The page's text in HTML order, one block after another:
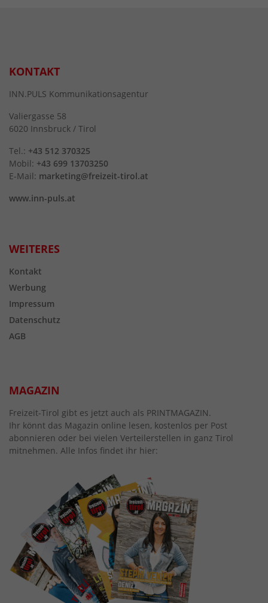
KONTAKT
INN.PULS Kommunikationsagentur
Valiergasse 58
6020 Innsbruck / Tirol
Tel.: +43 512 370325
Mobil: +43 699 13703250
E-Mail: marketing@freizeit-tirol.at
www.inn-puls.at
WEITERES
Kontakt
Werbung
Impressum
Datenschutz
AGB
MAGAZIN
Freizeit-Tirol gibt es jetzt auch als PRINTMAGAZIN.
Ihr könnt das Magazin online lesen, kostenlos per Post
abonnieren oder bei vielen Verteilerstellen in ganz Tirol
mitnehmen. Alle Infos findet ihr hier: